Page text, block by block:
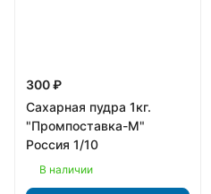
300 ₽
Сахарная пудра 1кг.
"Промпоставка-М"
Россия 1/10
В наличии